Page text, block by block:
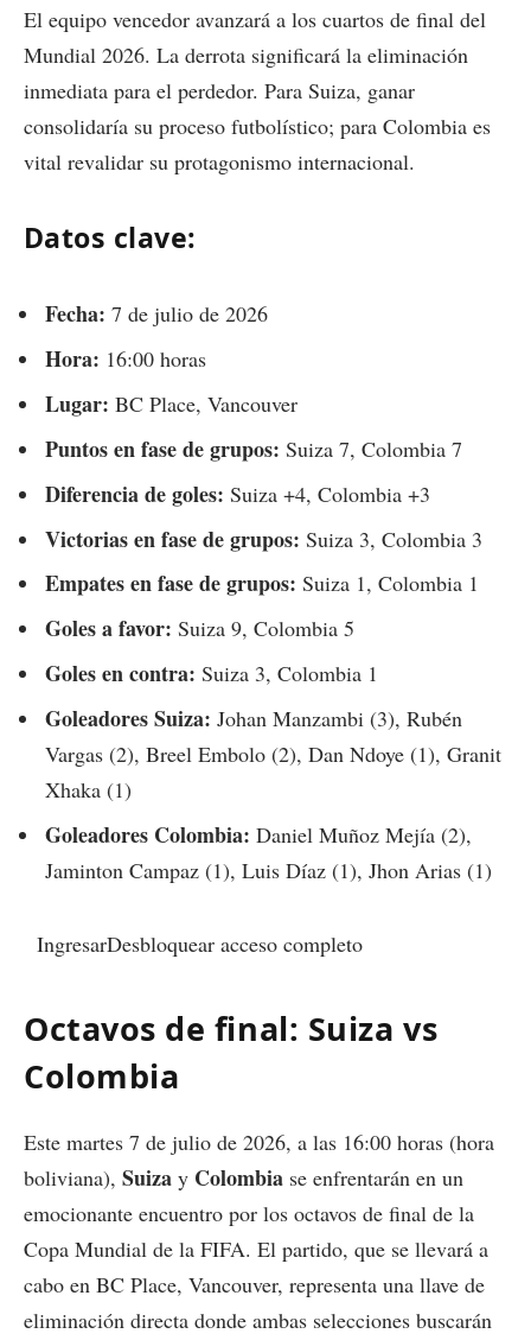
El equipo vencedor avanzará a los cuartos de final del
Mundial 2026. La derrota significará la eliminación
inmediata para el perdedor. Para Suiza, ganar
consolidaría su proceso futbolístico; para Colombia es
vital revalidar su protagonismo internacional.
Datos clave:
Fecha: 7 de julio de 2026
Hora: 16:00 horas
Lugar: BC Place, Vancouver
Puntos en fase de grupos: Suiza 7, Colombia 7
Diferencia de goles: Suiza +4, Colombia +3
Victorias en fase de grupos: Suiza 3, Colombia 3
Empates en fase de grupos: Suiza 1, Colombia 1
Goles a favor: Suiza 9, Colombia 5
Goles en contra: Suiza 3, Colombia 1
Goleadores Suiza: Johan Manzambi (3), Rubén
Vargas (2), Breel Embolo (2), Dan Ndoye (1), Granit
Xhaka (1)
Goleadores Colombia: Daniel Muñoz Mejía (2),
Jaminton Campaz (1), Luis Díaz (1), Jhon Arias (1)
IngresarDesbloquear acceso completo
Octavos de final: Suiza vs
Colombia
Este martes 7 de julio de 2026, a las 16:00 horas (hora
boliviana), Suiza y Colombia se enfrentarán en un
emocionante encuentro por los octavos de final de la
Copa Mundial de la FIFA. El partido, que se llevará a
cabo en BC Place, Vancouver, representa una llave de
eliminación directa donde ambas selecciones buscarán